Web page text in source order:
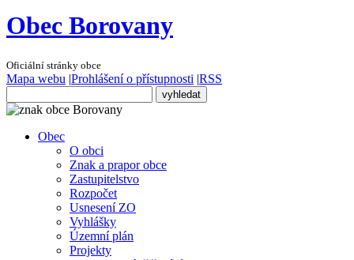
Obec Borovany
Oficiální stránky obce
Mapa webu |Prohlášení o přístupnosti |RSS
Obec
O obci
Znak a prapor obce
Zastupitelstvo
Rozpočet
Usnesení ZO
Vyhlášky
Územní plán
Projekty